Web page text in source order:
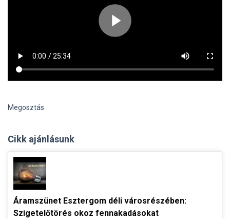
Megosztás
Cikk ajánlásunk
Áramszünet Esztergom déli városrészében:
Szigetelőtörés okoz fennakadásokat